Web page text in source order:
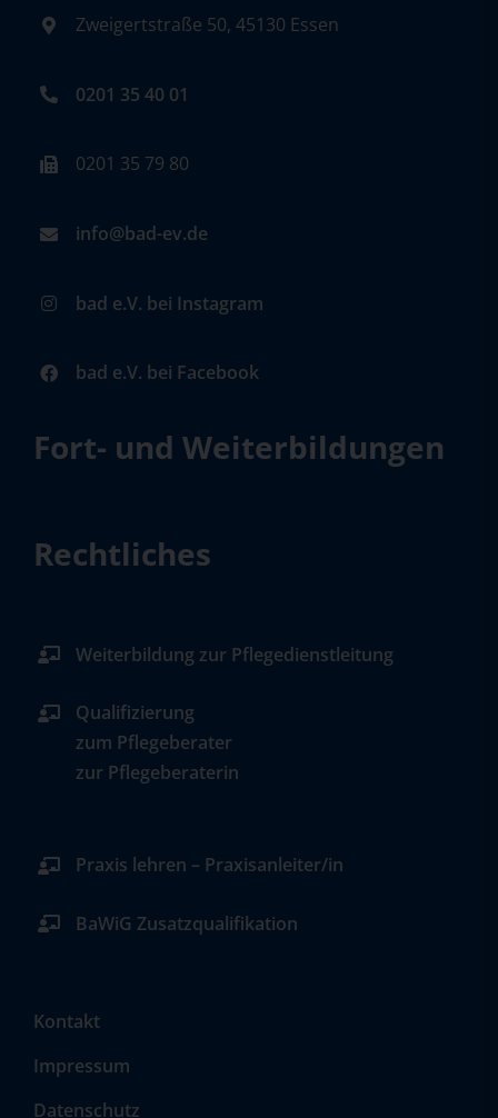
Zweigertstraße 50, 45130 Essen
0201 35 40 01
0201 35 79 80
info@bad-ev.de
bad e.V. bei Instagram
bad e.V. bei Facebook
Fort- und Weiterbildungen
Rechtliches
Weiterbildung zur Pflegedienstleitung
Qualifizierung
zum Pflegeberater
zur Pflegeberaterin
Praxis lehren – Praxisanleiter/in
BaWiG Zusatzqualifikation
Kontakt
Impressum
Datenschutz